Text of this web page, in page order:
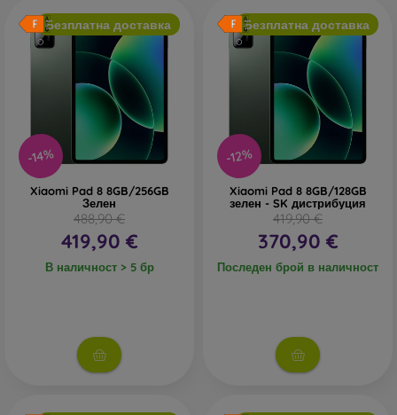
-14%
Безплатна доставка
Xiaomi Pad 8 8GB/256GB
Зелен
488,90 €
419,90 €
В наличност > 5 бр
-12%
Безплатна доставка
Xiaomi Pad 8 8GB/128GB
зелен - SK дистрибуция
419,90 €
370,90 €
Последен брой в наличност